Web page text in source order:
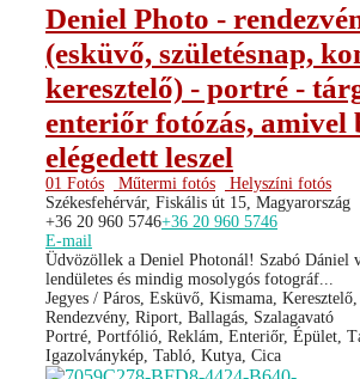
Deniel Photo -
(esküvő, születésnap,
keresztelő) - portré -
enteriőr fotózás, amivel
elégedett leszel
01 Fotós Műtermi fotós
Helyszíni fotós
Székesfehérvár, Fiskális út 15, Magyarország
+36 20 960 5746+36 20 960 5746
E-mail
Üdvözöllek a Deniel Photonál! Szabó Dániel
lendületes és mindig mosolygós fotográf...
Jegyes / Páros, Esküvő, Kismama, Keresztelő,
Rendezvény, Riport, Ballagás, Szalagavató
Portré, Portfólió, Reklám, Enteriőr, Épület,
Igazolványkép, Tabló, Kutya, Cica